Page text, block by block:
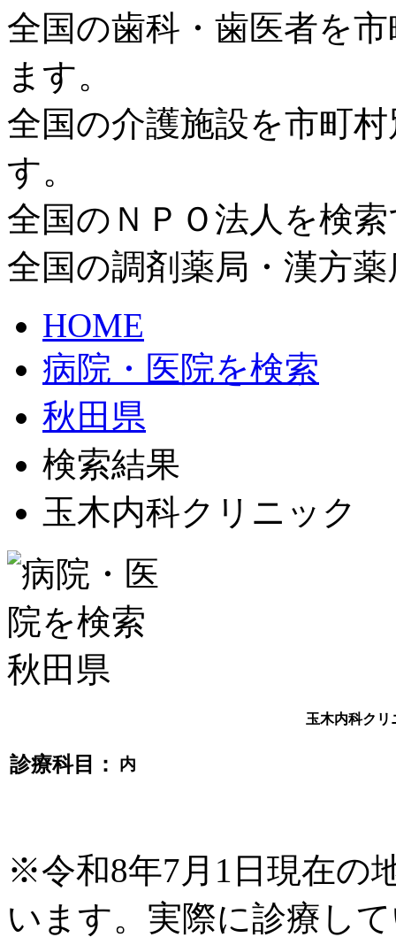
全国の歯科・歯医者を
ます。
全国の介護施設を市町
す。
全国のＮＰＯ法人を検
全国の調剤薬局・漢方
HOME
病院・医院を検索
秋田県
検索結果
玉木内科クリニック
玉木内科クリ
診療科目： 内
※令和8年7月1日現在の
います。実際に診療し